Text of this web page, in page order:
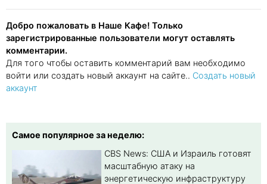
Добро пожаловать в Наше Кафе! Только
зарегистрированные пользователи могут оставлять
комментарии.
Для того чтобы оставить комментарий вам необходимо
войти или создать новый аккаунт на сайте.. Создать новый
аккаунт
Самое популярное за неделю:
CBS News: США и Израиль готовят
масштабную атаку на
энергетическую инфраструктуру